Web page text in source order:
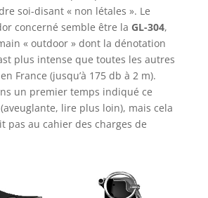
soi-disant « non létales ». Le
concerné semble être la GL-304,
« outdoor » dont la dénotation
plus intense que toutes les autres
France (jusqu’à 175 db à 2 m).
un premier temps indiqué ce
lire plus loin), mais cela
pas au cahier des charges de